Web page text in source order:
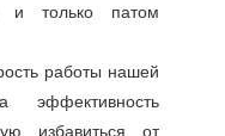
и только патом
работы нашей
избавиться от